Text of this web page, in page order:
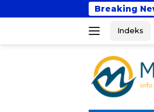
ke
Breaking
UBSI dan UNTAN Perkuat Tri
Indeks